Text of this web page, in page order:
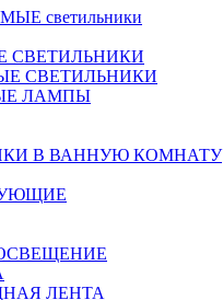
светильники
СВЕТИЛЬНИКИ
СВЕТИЛЬНИКИ
ЛАМПЫ
В ВАННУЮ КОМНАТУ
ЛЕНТА